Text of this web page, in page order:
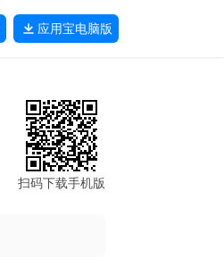
应用宝电脑版
扫码下载手机版